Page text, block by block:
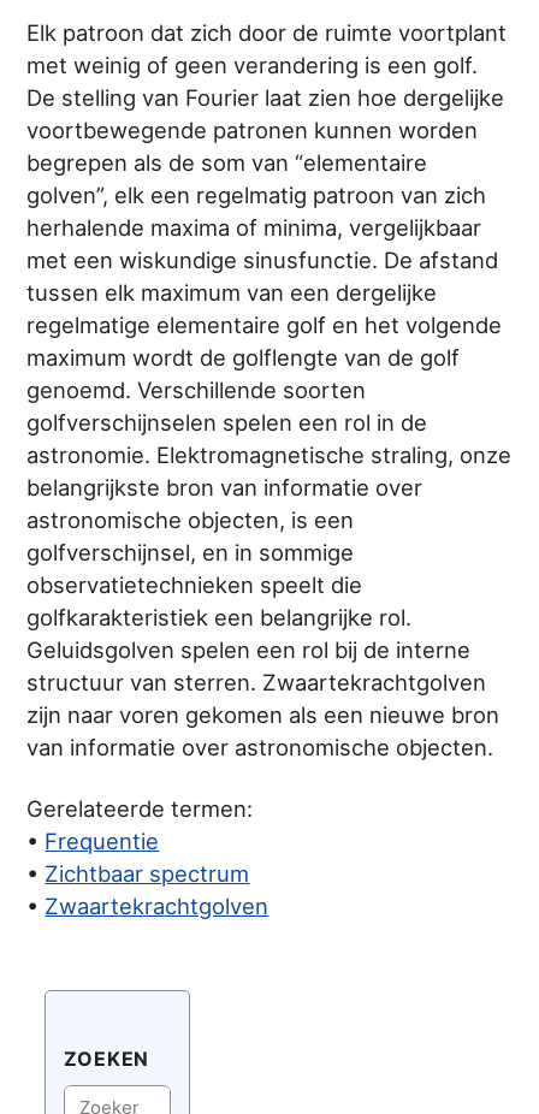
Elk patroon dat zich door de ruimte voortplant
met weinig of geen verandering is een golf.
De stelling van Fourier laat zien hoe dergelijke
voortbewegende patronen kunnen worden
begrepen als de som van “elementaire
golven”, elk een regelmatig patroon van zich
herhalende maxima of minima, vergelijkbaar
met een wiskundige sinusfunctie. De afstand
tussen elk maximum van een dergelijke
regelmatige elementaire golf en het volgende
maximum wordt de golflengte van de golf
genoemd. Verschillende soorten
golfverschijnselen spelen een rol in de
astronomie. Elektromagnetische straling, onze
belangrijkste bron van informatie over
astronomische objecten, is een
golfverschijnsel, en in sommige
observatietechnieken speelt die
golfkarakteristiek een belangrijke rol.
Geluidsgolven spelen een rol bij de interne
structuur van sterren. Zwaartekrachtgolven
zijn naar voren gekomen als een nieuwe bron
van informatie over astronomische objecten.
Gerelateerde termen:
• Frequentie
• Zichtbaar spectrum
• Zwaartekrachtgolven
ZOEKEN
Zoeken